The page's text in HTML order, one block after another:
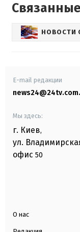
НОВОСТИ
E-mail редакции
Мы здесь:
г. Киев,
ул.
офис 50
О нас